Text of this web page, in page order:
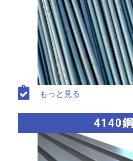
もっと見る
4140鋼